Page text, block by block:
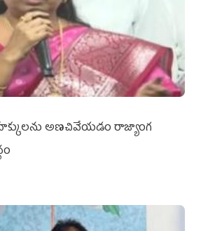
అణచివేయడం రాజ్యాంగ